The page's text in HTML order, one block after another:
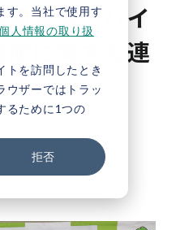
す。当社で使用す
人情報の取り扱
トを訪問したとき
ウザーではトラッ
るために1つの
拒否
金庫、バイ
に関する連